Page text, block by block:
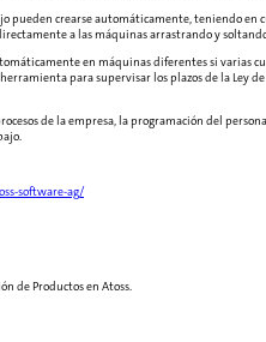
pueden crearse automáticamente, teniendo en
a las máquinas arrastrando y
en máquinas diferentes si varias
para supervisar los plazos de la Ley
de la empresa, la programación del
de Productos en Atoss.